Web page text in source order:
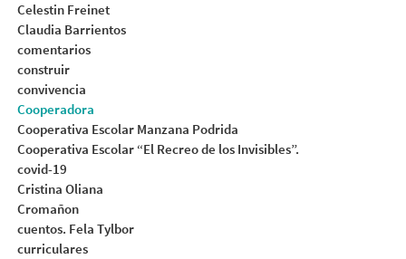
Celestin Freinet
Claudia Barrientos
comentarios
construir
convivencia
Cooperadora
Cooperativa Escolar Manzana Podrida
Cooperativa Escolar “El Recreo de los Invisibles”.
covid-19
Cristina Oliana
Cromañon
cuentos. Fela Tylbor
curriculares